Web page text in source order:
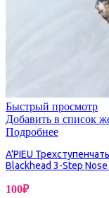
Быстрый просмотр
Добавить в список
Подробнее
A’PIEU
Blackhead 3-Step Nose
100₽